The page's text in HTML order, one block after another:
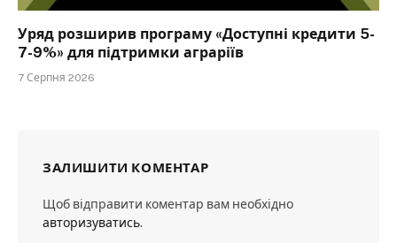
Уряд розширив програму «Доступні кредити 5-
7-9%» для підтримки аграріїв
7 Серпня 2026
ЗАЛИШИТИ КОМЕНТАР
Щоб відправити коментар вам необхідно
авторизуватись.